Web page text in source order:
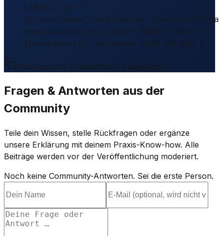
{2026}, url =
{https://www.frachtportal.com/de/
zapote-airstrip-airport-9601}, note =
{Frachtportal, accessed 2026-08-08} }
Inhalt geprüft & redaktionell freigegeben.
Fragen & Antworten aus der
Community
Teile dein Wissen, stelle Rückfragen oder ergänze
unsere Erklärung mit deinem Praxis-Know-how. Alle
Beiträge werden vor der Veröffentlichung moderiert.
Noch keine Community-Antworten. Sei die erste Person.